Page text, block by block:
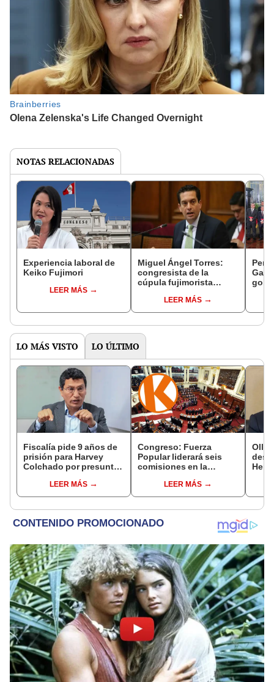
NOTAS RELACIONADAS
Experiencia laboral de
Keiko Fujimori
LEER MÁS
Miguel Ángel Torres:
congresista de la
cúpula fujimorista
del SenadoLEER MÁS
LO MÁS VISTO LO ÚLTIMO
Fiscalía pide 9 años de
prisión para Harvey
Colchado por presunta
incompatible y falsedad
ideológica
LEER MÁS
Congreso: Fuerza
Popular liderará seis
comisiones en la
LEER MÁS